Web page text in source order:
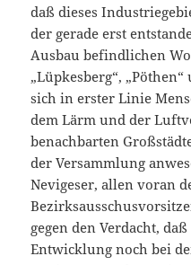
daß dieses
der gerade erst
Ausbau befindlichen
„Lüpkesberg“,
sich in erster Linie
dem Lärm und der
benachbarten
der Versammlung
Nevigeser, allen voran
gegen den Verdacht,
Entwicklung noch bei